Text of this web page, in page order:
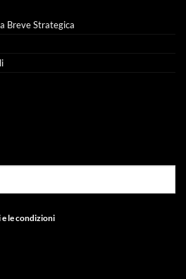
Breve Strategica
le condizioni